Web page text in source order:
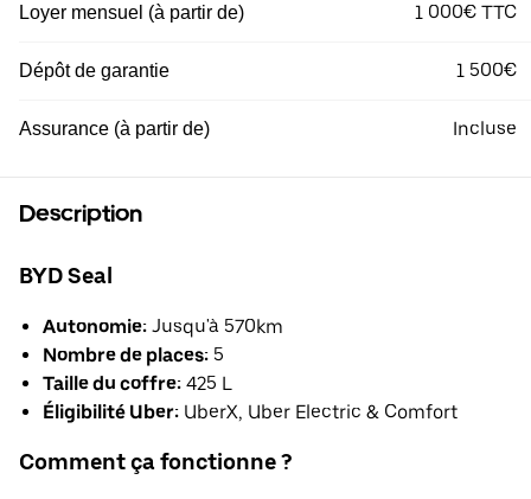
Loyer mensuel (à partir de) 1 000€ TTC
Dépôt de garantie 1 500€
Assurance (à partir de) Incluse
Description
BYD Seal
Autonomie: Jusqu'à 570km
Nombre de places: 5
Taille du coffre: 425 L
Éligibilité Uber: UberX, Uber Electric & Comfort
Comment ça fonctionne ?